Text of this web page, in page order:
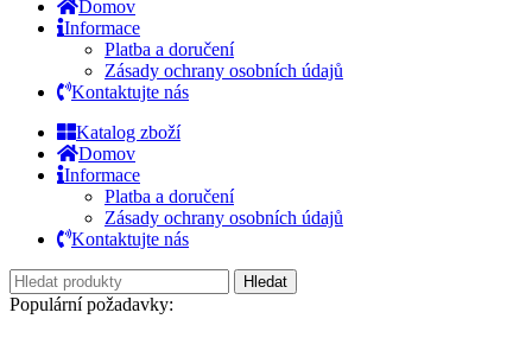
Domov
Informace
Platba a doručení
Zásady ochrany osobních údajů
Kontaktujte nás
Katalog zboží
Domov
Informace
Platba a doručení
Zásady ochrany osobních údajů
Kontaktujte nás
Hledat
Populární požadavky: